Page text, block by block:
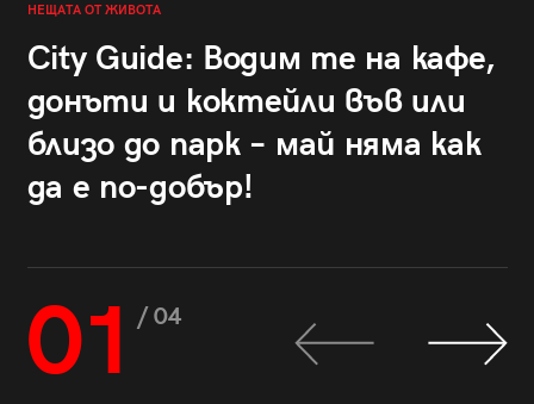
НЕЩАТА ОТ ЖИВОТА
City Guide: Водим те на кафе,
донъти и коктейли във или
близо до парк – май няма как
да е по-добър!
01 / 04